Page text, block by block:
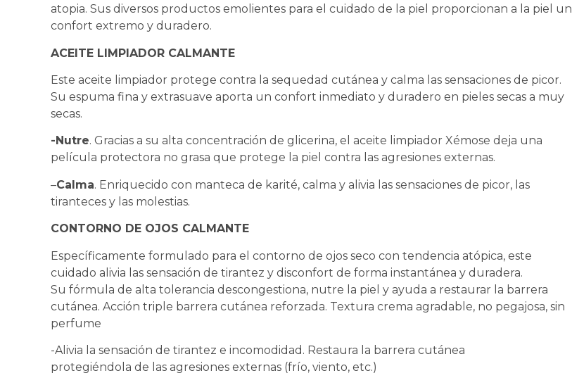
atopia. Sus diversos productos emolientes para el cuidado de la piel proporcionan a la piel un
confort extremo y duradero.
ACEITE LIMPIADOR CALMANTE
Este aceite limpiador protege contra la sequedad cutánea y calma las sensaciones de picor.
Su espuma fina y extrasuave aporta un confort inmediato y duradero en pieles secas a muy
secas.
-Nutre. Gracias a su alta concentración de glicerina, el aceite limpiador Xémose deja una
película protectora no grasa que protege la piel contra las agresiones externas.
–Calma. Enriquecido con manteca de karité, calma y alivia las sensaciones de picor, las
tiranteces y las molestias.
CONTORNO DE OJOS CALMANTE
Específicamente formulado para el contorno de ojos seco con tendencia atópica, este
cuidado alivia las sensación de tirantez y disconfort de forma instantánea y duradera.
Su fórmula de alta tolerancia descongestiona, nutre la piel y ayuda a restaurar la barrera
cutánea. Acción triple barrera cutánea reforzada. Textura crema agradable, no pegajosa, sin
perfume
-Alivia la sensación de tirantez e incomodidad. Restaura la barrera cutánea
protegiéndola de las agresiones externas (frío, viento, etc.)